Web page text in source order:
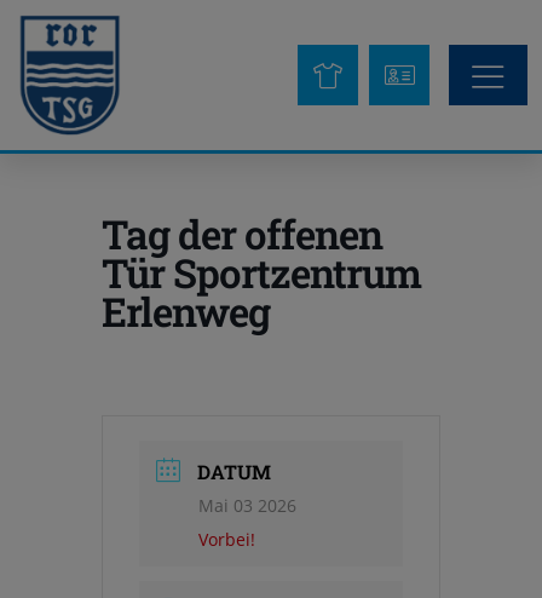
Tag der offenen
Tür Sportzentrum
Erlenweg
DATUM
Mai 03 2026
Vorbei!